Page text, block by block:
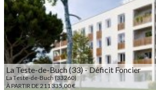
À PARTIR DE 154 093,00 €
La Teste-de-Buch (33) - Déficit Foncier
La Teste-de-Buch (33260)
À PARTIR DE 211 335,00 €